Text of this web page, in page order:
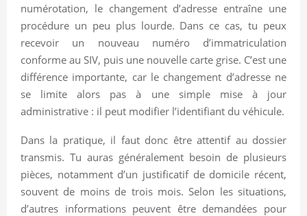
numérotation, le changement d’adresse entraîne une
procédure un peu plus lourde. Dans ce cas, tu peux
recevoir un nouveau numéro d’immatriculation
conforme au SIV, puis une nouvelle carte grise. C’est une
différence importante, car le changement d’adresse ne
se limite alors pas à une simple mise à jour
administrative : il peut modifier l’identifiant du véhicule.
Dans la pratique, il faut donc être attentif au dossier
transmis. Tu auras généralement besoin de plusieurs
pièces, notamment d’un justificatif de domicile récent,
souvent de moins de trois mois. Selon les situations,
d’autres informations peuvent être demandées pour